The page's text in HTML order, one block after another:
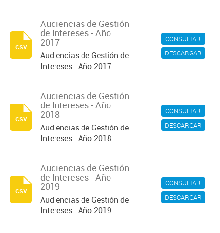
CONSULTAR
DESCARGAR
Audiencias de Gestión
de Intereses - Año
2017
Audiencias de Gestión de
Intereses - Año 2017
csv
CONSULTAR
DESCARGAR
Audiencias de Gestión
de Intereses - Año
2018
Audiencias de Gestión de
Intereses - Año 2018
csv
CONSULTAR
DESCARGAR
Audiencias de Gestión
de Intereses - Año
2019
Audiencias de Gestión de
Intereses - Año 2019
csv